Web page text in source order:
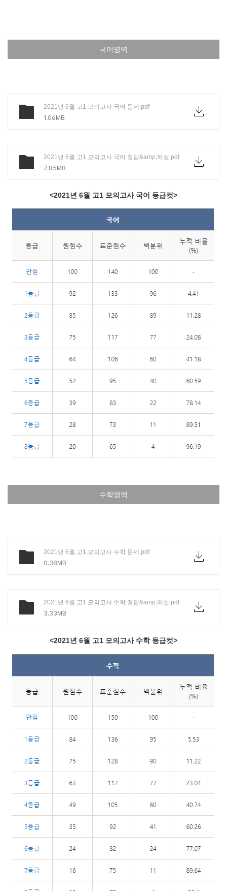
국어영역
2021년 6월 고1 모의고사 국어 문제.pdf
1.06MB
2021년 6월 고1 모의고사 국어 정답&amp;해설.pdf
7.85MB
<2021년 6월 고1 모의고사 국어 등급컷>
수학영역
2021년 6월 고1 모의고사 수학 문제.pdf
0.38MB
2021년 6월 고1 모의고사 수학 정답&amp;해설.pdf
3.33MB
<2021년 6월 고1 모의고사 수학 등급컷>